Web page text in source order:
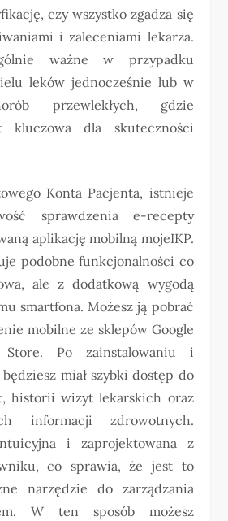
czy wszystko zgadza się
i zaleceniami lekarza.
ważne w przypadku
leków jednocześnie lub w
przewlekłych, gdzie
kluczowa dla skuteczności
Konta Pacjenta, istnieje
sprawdzenia e-recepty
aplikację mobilną mojeIKP.
podobne funkcjonalności co
ale z dodatkową wygodą
smartfona. Możesz ją pobrać
mobilne ze sklepów Google
Po zainstalowaniu i
miał szybki dostęp do
historii wizyt lekarskich oraz
informacji zdrowotnych.
i zaprojektowana z
co sprawia, że jest to
narzędzie do zarządzania
W ten sposób możesz